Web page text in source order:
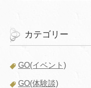
カテゴリー
GO(イベント)
GO(体験談)